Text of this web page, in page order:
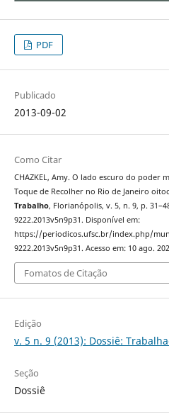
PDF
Publicado
2013-09-02
Como Citar
CHAZKEL, Amy. O lado escuro do poder
Toque de Recolher no Rio de Janeiro
Trabalho, Florianópolis, v. 5, n. 9, p.
9222.2013v5n9p31. Disponível em:
https://periodicos.ufsc.br/index.php/
9222.2013v5n9p31. Acesso em: 10 ago.
Fomatos de Citação
Edição
v. 5 n. 9 (2013): Dossiê:
Seção
Dossiê